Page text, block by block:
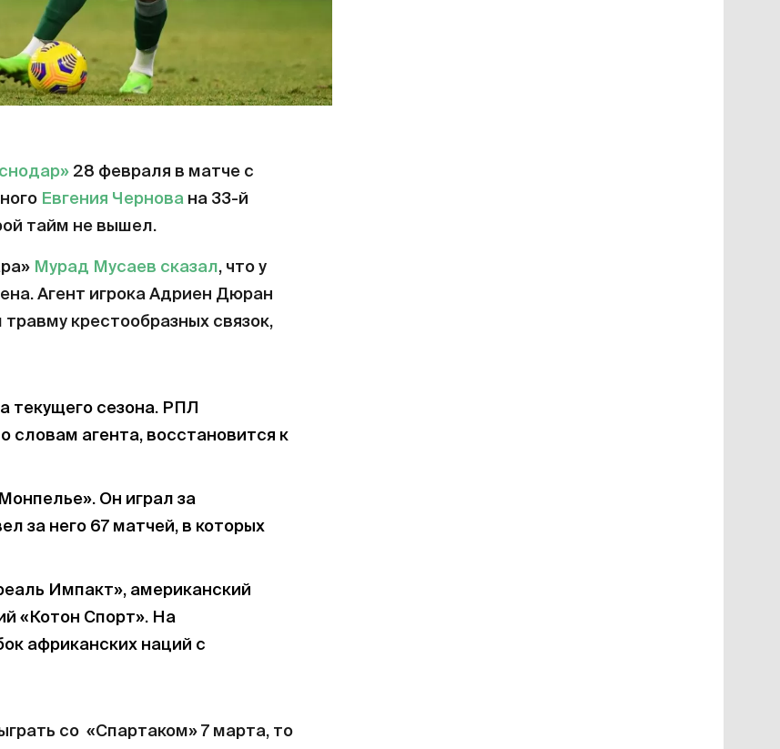
28 февраля в матче с
Евгения Чернова на 33-й
тайм не вышел.
Мурад Мусаев сказал, что у
Агент игрока Адриен Дюран
крестообразных связок,
текущего сезона. РПЛ
словам агента, восстановится к
Он играл за
за него 67 матчей, в которых
Импакт», американский
«Котон Спорт». На
африканских наций с
со «Спартаком» 7 марта, то